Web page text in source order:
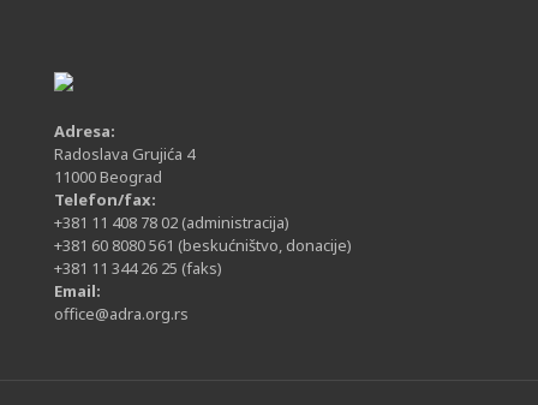
Adresa:
Radoslava Grujića 4
11000 Beograd
Telefon/fax:
+381 11 408 78 02 (administracija)
+381 60 8080 561 (beskućništvo, donacije)
+381 11 344 26 25 (faks)
Email:
office@adra.org.rs